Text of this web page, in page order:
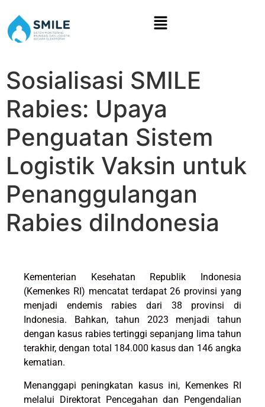
Sosialisasi SMILE
Rabies: Upaya
Penguatan Sistem
Logistik Vaksin untuk
Penanggulangan
Rabies diIndonesia
Kementerian Kesehatan Republik Indonesia
(Kemenkes RI) mencatat terdapat 26 provinsi yang
menjadi endemis rabies dari 38 provinsi di
Indonesia. Bahkan, tahun 2023 menjadi tahun
dengan kasus rabies tertinggi sepanjang lima tahun
terakhir, dengan total 184.000 kasus dan 146 angka
kematian.
Menanggapi peningkatan kasus ini, Kemenkes RI
melalui Direktorat Pencegahan dan Pengendalian